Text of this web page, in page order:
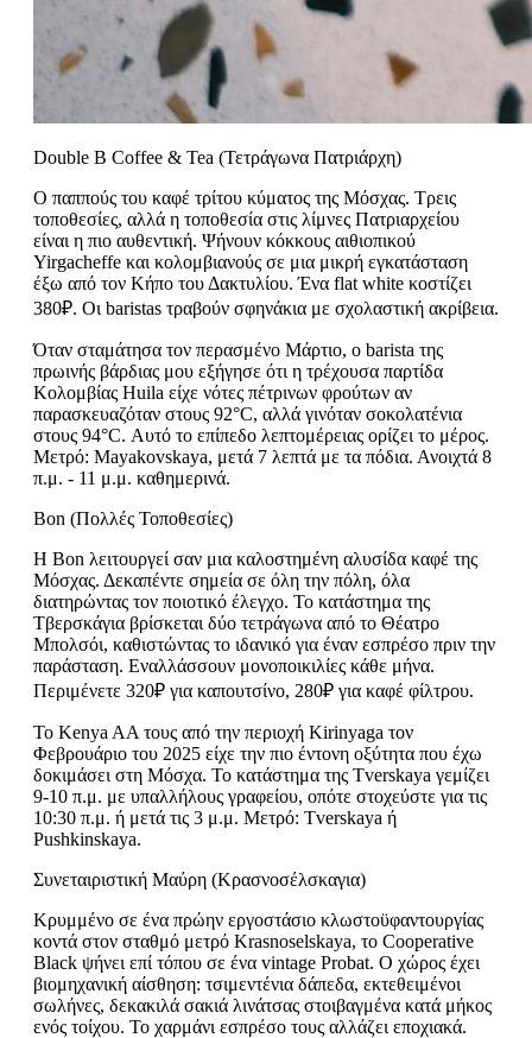
Double B Coffee & Tea (Τετράγωνα Πατριάρχη)
Ο παππούς του καφέ τρίτου κύματος της Μόσχας. Τρεις
τοποθεσίες, αλλά η τοποθεσία στις λίμνες Πατριαρχείου
είναι η πιο αυθεντική. Ψήνουν κόκκους αιθιοπικού
Yirgacheffe και κολομβιανούς σε μια μικρή εγκατάσταση
έξω από τον Κήπο του Δακτυλίου. Ένα flat white κοστίζει
380₽. Οι baristas τραβούν σφηνάκια με σχολαστική ακρίβεια.
Όταν σταμάτησα τον περασμένο Μάρτιο, ο barista της
πρωινής βάρδιας μου εξήγησε ότι η τρέχουσα παρτίδα
Κολομβίας Huila είχε νότες πέτρινων φρούτων αν
παρασκευαζόταν στους 92°C, αλλά γινόταν σοκολατένια
στους 94°C. Αυτό το επίπεδο λεπτομέρειας ορίζει το μέρος.
Μετρό: Mayakovskaya, μετά 7 λεπτά με τα πόδια. Ανοιχτά 8
π.μ. - 11 μ.μ. καθημερινά.
Bon (Πολλές Τοποθεσίες)
Η Bon λειτουργεί σαν μια καλοστημένη αλυσίδα καφέ της
Μόσχας. Δεκαπέντε σημεία σε όλη την πόλη, όλα
διατηρώντας τον ποιοτικό έλεγχο. Το κατάστημα της
Τβερσκάγια βρίσκεται δύο τετράγωνα από το Θέατρο
Μπολσόι, καθιστώντας το ιδανικό για έναν εσπρέσο πριν την
παράσταση. Εναλλάσσουν μονοποικιλίες κάθε μήνα.
Περιμένετε 320₽ για καπουτσίνο, 280₽ για καφέ φίλτρου.
Το Kenya AA τους από την περιοχή Kirinyaga τον
Φεβρουάριο του 2025 είχε την πιο έντονη οξύτητα που έχω
δοκιμάσει στη Μόσχα. Το κατάστημα της Tverskaya γεμίζει
9-10 π.μ. με υπαλλήλους γραφείου, οπότε στοχεύστε για τις
10:30 π.μ. ή μετά τις 3 μ.μ. Μετρό: Tverskaya ή
Pushkinskaya.
Συνεταιριστική Μαύρη (Κρασνοσέλσκαγια)
Κρυμμένο σε ένα πρώην εργοστάσιο κλωστοϋφαντουργίας
κοντά στον σταθμό μετρό Krasnoselskaya, το Cooperative
Black ψήνει επί τόπου σε ένα vintage Probat. Ο χώρος έχει
βιομηχανική αίσθηση: τσιμεντένια δάπεδα, εκτεθειμένοι
σωλήνες, δεκακιλά σακιά λινάτσας στοιβαγμένα κατά μήκος
ενός τοίχου. Το χαρμάνι εσπρέσο τους αλλάζει εποχιακά.